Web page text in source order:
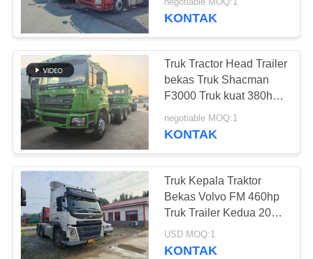
PRIVASI
Truk Traktor Bekas
Truk Dump Bekas
Mesin hemat bahan
KONTAK
Truk Tractor Head Trailer
bekas Truk Shacman
F3000 Truk kuat 380hp
6*4 Drive Mode 10 Ban
Jalan buruk
negotiable MOQ:1
KONTAK
Truk Kepala Traktor
Bekas Volvo FM 460hp
Truk Trailer Kedua 2019
Tahun Kabin Rood
Tinggi Dengan Sleeper
USD MOQ:1
KONTAK